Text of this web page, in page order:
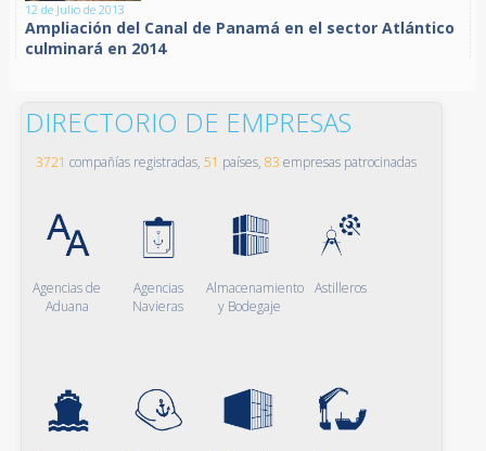
12 de Julio de 2013
Ampliación del Canal de Panamá en el sector Atlántico
culminará en 2014
DIRECTORIO DE EMPRESAS
3721 compañías registradas, 51 países, 83 empresas patrocinadas
Agencias de
Aduana
Agencias
Navieras
Almacenamiento
y Bodegaje
Astilleros